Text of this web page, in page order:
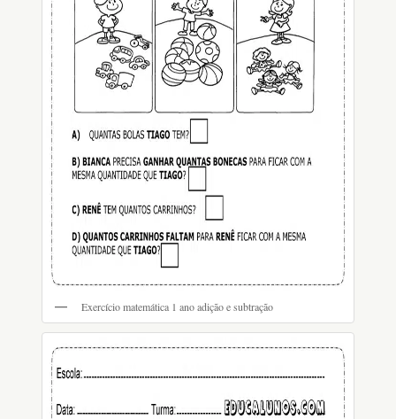
Exercício matemática 1 ano adição e subtração